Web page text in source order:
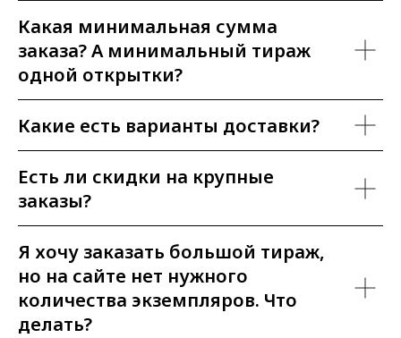
Какая минимальная сумма
заказа? А минимальный тираж
одной открытки?
Какие есть варианты доставки?
Есть ли скидки на крупные
заказы?
Я хочу заказать большой тираж,
но на сайте нет нужного
количества экземпляров. Что
делать?